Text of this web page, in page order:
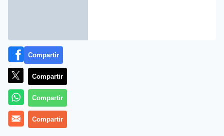
Más información
Compartir
Compartir
Compartir
Compartir